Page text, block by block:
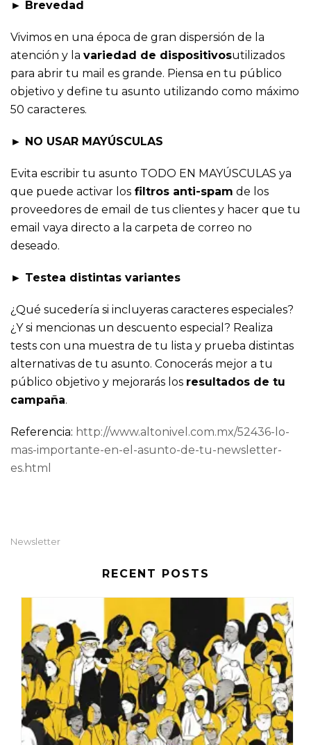
► Brevedad
Vivimos en una época de gran dispersión de la
atención y la variedad de dispositivosutilizados
para abrir tu mail es grande. Piensa en tu público
objetivo y define tu asunto utilizando como máximo
50 caracteres.
► NO USAR MAYÚSCULAS
Evita escribir tu asunto TODO EN MAYÚSCULAS ya
que puede activar los filtros anti-spam de los
proveedores de email de tus clientes y hacer que tu
email vaya directo a la carpeta de correo no
deseado.
► Testea distintas variantes
¿Qué sucedería si incluyeras caracteres especiales?
¿Y si mencionas un descuento especial? Realiza
tests con una muestra de tu lista y prueba distintas
alternativas de tu asunto. Conocerás mejor a tu
público objetivo y mejorarás los resultados de tu
campaña.
Referencia: http://www.altonivel.com.mx/52436-lo-
mas-importante-en-el-asunto-de-tu-newsletter-
es.html
Newsletter
RECENT POSTS